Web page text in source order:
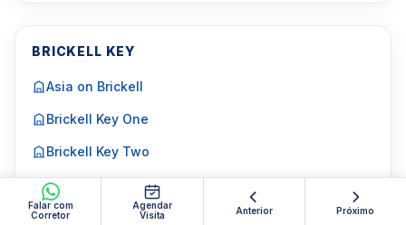
Falar com
Corretor
Agendar
Visita
Anterior Próximo
BRICKELL KEY
Asia on Brickell
Brickell Key One
Brickell Key Two
Courts Brickell Key